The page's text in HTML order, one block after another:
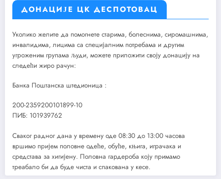
ДОНАЦИЈЕ ЦК ДЕСПОТОВАЦ
Уколико желите да помогнете старима, болеснима, сиромашнима,
инвалидима, лицима са специјалним потребама и другим
угроженим групама људи, можете приложити своју донацију на
следећи жиро рачун:
Банка Поштанска штедионица :
200-2359200101899-10
ПИБ: 101939762
Сваког радног дана у времену оде 08:30 до 13:00 часова
вршимо пријем половне одеће, обуће, књига, играчака и
средстава за хигијену. Половна гардероба коју примамо
треабало би да буде чиста и спакована у кесе.